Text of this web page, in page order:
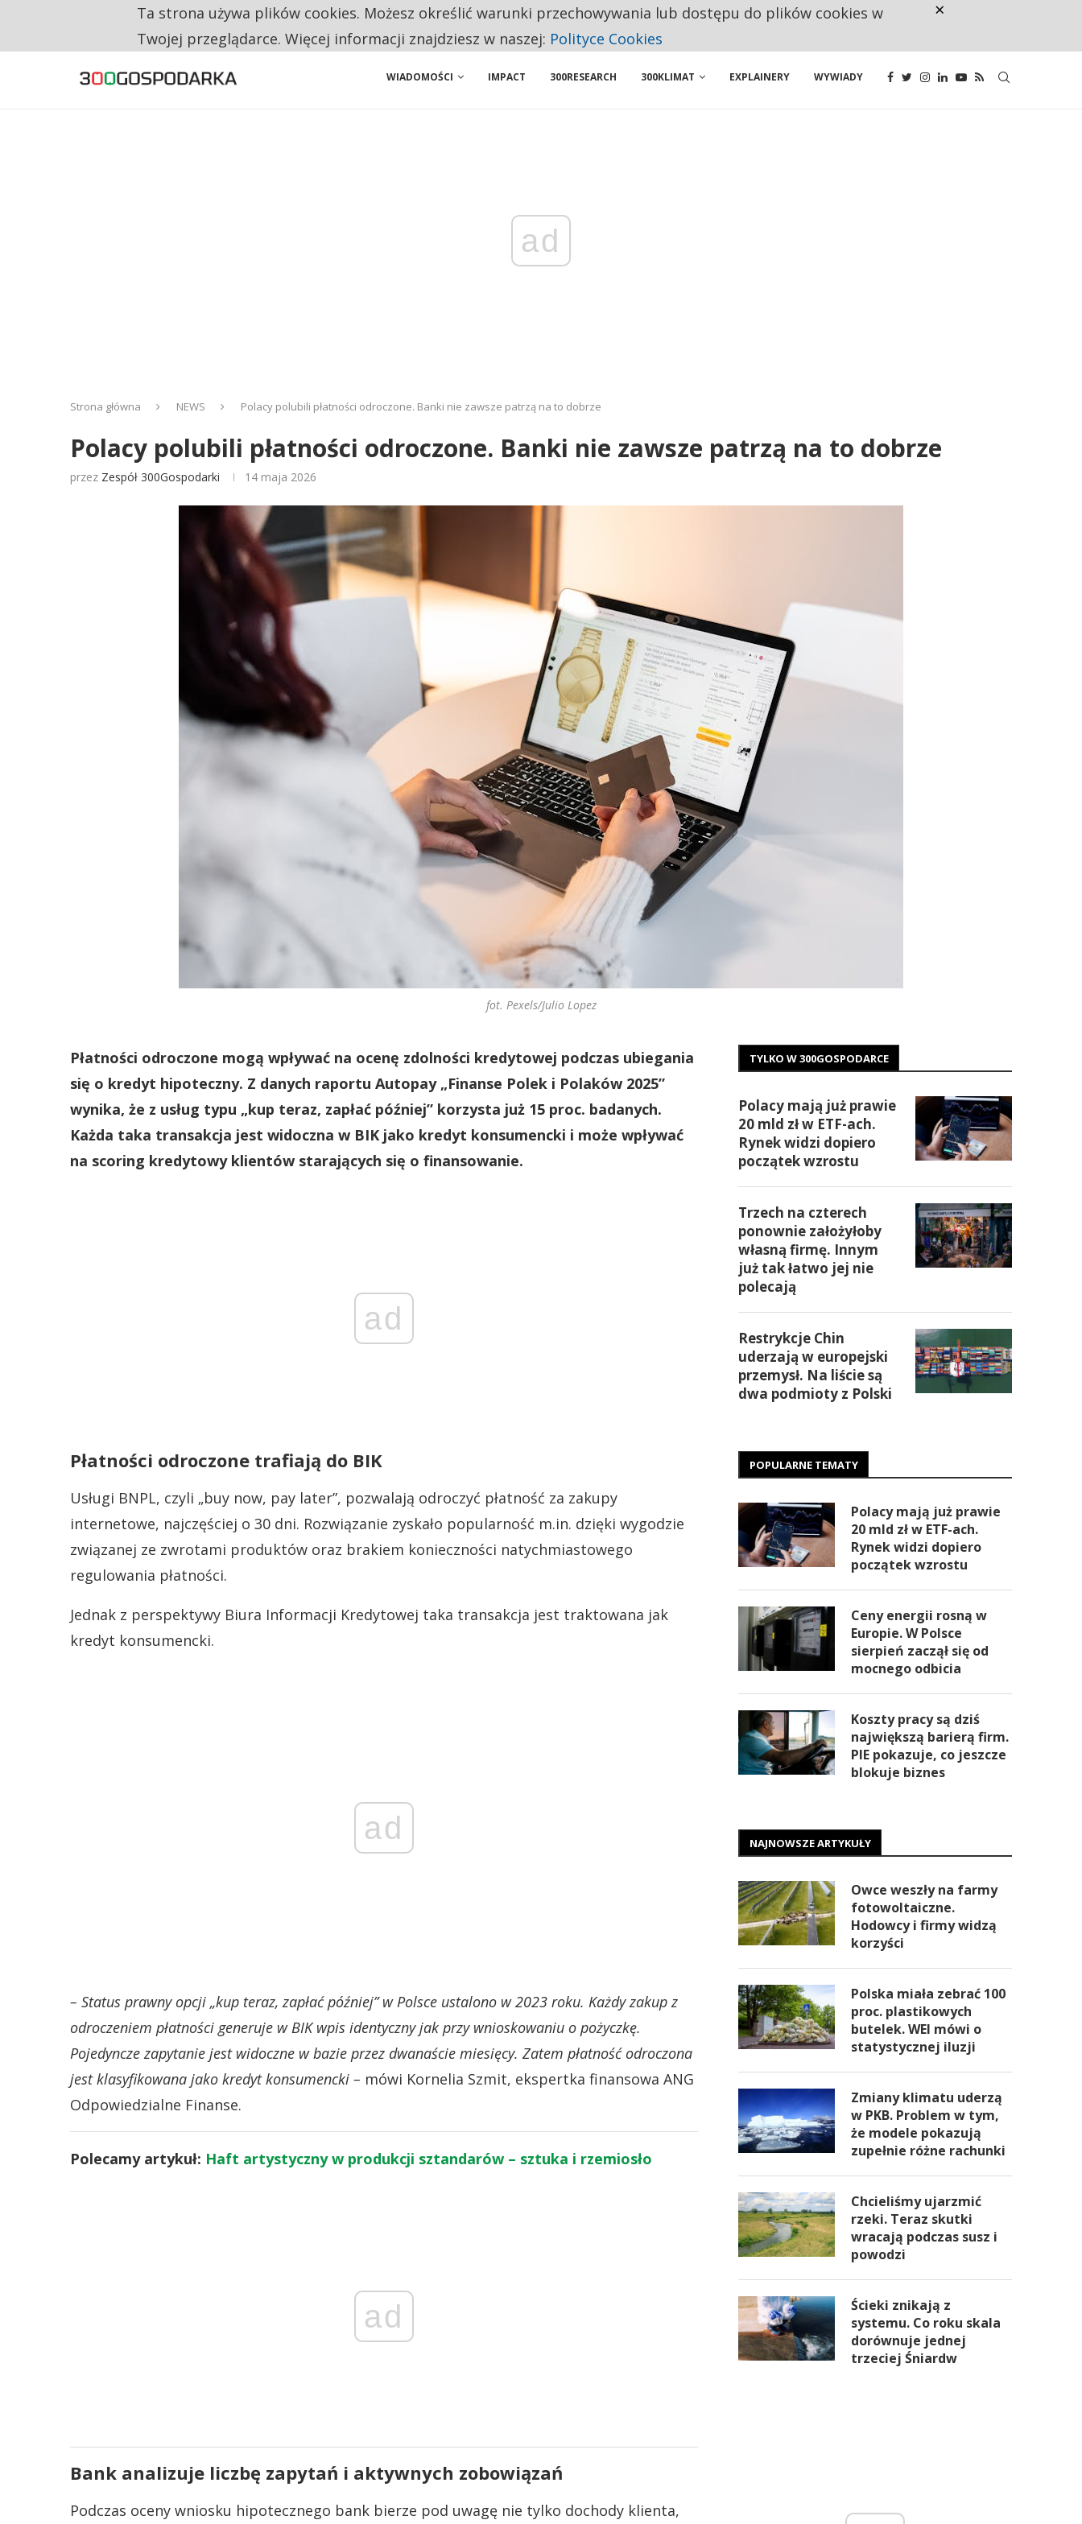
RESTRYKCJE CHIN UDERZAJĄ W EUROPEJSKI PRZEMYSŁ. NA LIŚCIE SĄ DWA PODMIOTY Z POLSKI
WIADOMOŚCI IMPACT 300RESEARCH 300KLIMAT EXPLAINERY WYWIADY
ad
Strona główna NEWS Polacy polubili płatności odroczone. Banki nie zawsze patrzą na to dobrze
Polacy polubili płatności odroczone. Banki nie zawsze patrzą na to dobrze
przez Zespół 300Gospodarki 14 maja 2026
fot. Pexels/Julio Lopez
Płatności odroczone mogą wpływać na ocenę zdolności kredytowej podczas ubiegania
się o kredyt hipoteczny. Z danych raportu Autopay „Finanse Polek i Polaków 2025”
wynika, że z usług typu „kup teraz, zapłać później” korzysta już 15 proc. badanych.
Każda taka transakcja jest widoczna w BIK jako kredyt konsumencki i może wpływać
na scoring kredytowy klientów starających się o finansowanie.
ad
Płatności odroczone trafiają do BIK
Usługi BNPL, czyli „buy now, pay later”, pozwalają odroczyć płatność za zakupy
internetowe, najczęściej o 30 dni. Rozwiązanie zyskało popularność m.in. dzięki wygodzie
związanej ze zwrotami produktów oraz brakiem konieczności natychmiastowego
regulowania płatności.
Jednak z perspektywy Biura Informacji Kredytowej taka transakcja jest traktowana jak
kredyt konsumencki.
ad
– Status prawny opcji „kup teraz, zapłać później” w Polsce ustalono w 2023 roku. Każdy zakup z
odroczeniem płatności generuje w BIK wpis identyczny jak przy wnioskowaniu o pożyczkę.
Pojedyncze zapytanie jest widoczne w bazie przez dwanaście miesięcy. Zatem płatność odroczona
jest klasyfikowana jako kredyt konsumencki – mówi Kornelia Szmit, ekspertka finansowa ANG
Odpowiedzialne Finanse.
Polecamy artykuł: Haft artystyczny w produkcji sztandarów – sztuka i rzemiosło
ad
Bank analizuje liczbę zapytań i aktywnych zobowiązań
Podczas oceny wniosku hipotecznego bank bierze pod uwagę nie tylko dochody klienta,
TYLKO W 300GOSPODARCE
Polacy mają już prawie
20 mld zł w ETF-ach.
Rynek widzi dopiero
początek wzrostu
Trzech na czterech
ponownie założyłoby
własną firmę. Innym
już tak łatwo jej nie
polecają
Restrykcje Chin
uderzają w europejski
przemysł. Na liście są
dwa podmioty z Polski
POPULARNE TEMATY
Polacy mają już prawie
20 mld zł w ETF-ach.
Rynek widzi dopiero
początek wzrostu
Ceny energii rosną w
Europie. W Polsce
sierpień zaczął się od
mocnego odbicia
Koszty pracy są dziś
największą barierą firm.
PIE pokazuje, co jeszcze
blokuje biznes
NAJNOWSZE ARTYKUŁY
Owce weszły na farmy
fotowoltaiczne.
Hodowcy i firmy widzą
korzyści
Polska miała zebrać 100
proc. plastikowych
butelek. WEI mówi o
statystycznej iluzji
Zmiany klimatu uderzą
w PKB. Problem w tym,
że modele pokazują
zupełnie różne rachunki
Chcieliśmy ujarzmić
rzeki. Teraz skutki
wracają podczas susz i
powodzi
Ścieki znikają z
systemu. Co roku skala
dorównuje jednej
trzeciej Śniardw
Ta strona używa plików cookies. Możesz określić warunki przechowywania lub dostępu do plików cookies w
Twojej przeglądarce. Więcej informacji znajdziesz w naszej: Polityce Cookies
×